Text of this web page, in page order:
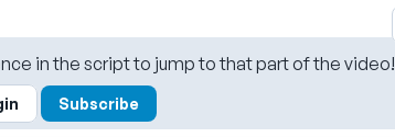
in the script to jump to that part of the video!
Subscribe